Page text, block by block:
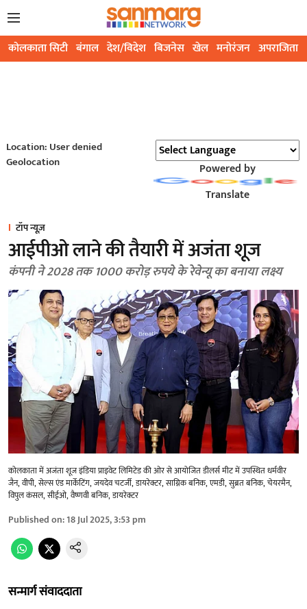
कोलकाता सिटी बंगाल देश/विदेश बिजनेस खेल मनोरंजन अपराजिता
Location: User denied
Geolocation
Powered by
Translate
टॉप न्यूज़
आईपीओ लाने की तैयारी में अजंता शूज
कंपनी ने 2028 तक 1000 करोड़ रुपये के रेवेन्यू का बनाया लक्ष्य
कोलकाता में अजंता शूज इंडिया प्राइवेट लिमिटेड की ओर से आयोजित डीलर्स मीट में उपस्थित धर्मवीर
जैन, वीपी, सेल्स एंड मार्केटिंग, जयदेव चटर्जी, डायरेक्टर, साग्निक बनिक, एमडी, सुब्रत बनिक, चेयरमैन,
विपुल कंसल, सीईओ, वैष्णवी बनिक, डायरेक्टर ​
Published on:18 Jul 2025, 3:53 pm
सन्मार्ग संवाददाता